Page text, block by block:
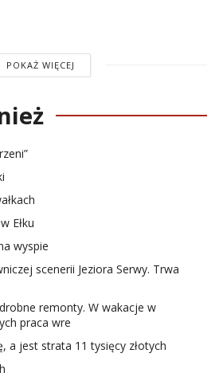
POKAŻ WIĘCEJ
Ełku
wyspie
scenerii Jeziora Serwy. Trwa
remonty. W wakacje w
praca wre
a jest strata 11 tysięcy złotych